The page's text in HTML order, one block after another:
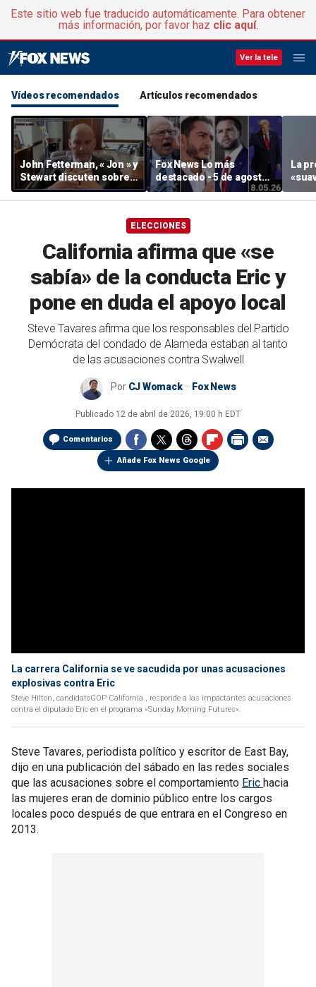
Este sitio web fue traducido automáticamente. Para obtener
más información, por favor haz clic aquí.
Ver la tele
Vídeos recomendados Artículos recomendados
John Fetterman, « Jon » y
Stewart discuten sobre
el apoyo a Israel
Fox News Lo más
destacado - 5 de agosto
de 2026
La
para
ELECCIONES
California afirma que «se
sabía» de la conducta Eric y
pone en duda el apoyo local
Steve Tavares afirma que los responsables del Partido
Demócrata del condado de Alameda estaban al tanto
de las acusaciones contra Swalwell
Por CJ Womack Fox News
Publicado 12 de abril de 2026, 19:00 h EDT
Comentarios
Añade Fox News Google
La carrera California se ve sacudida por unas acusaciones
explosivas contra Eric
Steve Hilton, candidatoGOP California , responde a las impactantes acusaciones
contra el diputado Eric en el programa «Sunday Morning Futures».
Steve Tavares, periodista político y escritor de East Bay,
dijo en una publicación del sábado en las redes sociales
que las acusaciones sobre el comportamiento Eric hacia
las mujeres eran de dominio público entre los cargos
locales poco después de que entrara en el Congreso en
2013.